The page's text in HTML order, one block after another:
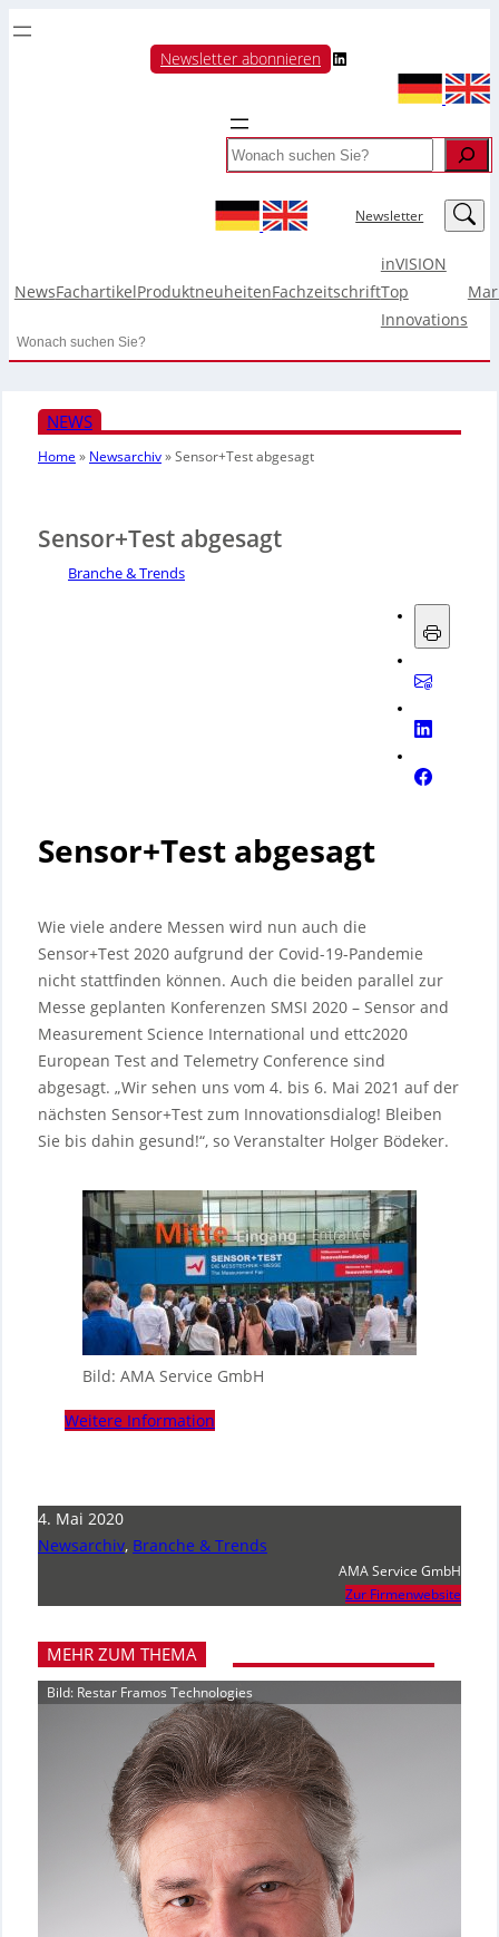
Newsletter abonnieren LinkedIn
Search
Newsletter LinkedIn
NewsFachartikelProduktneuheitenFachzeitschrift
inVISION
Top
Innovations
Search
NEWS
Home » Newsarchiv»Sensor+Test abgesagt
Sensor+Test abgesagt
Branche & Trends
Sensor+Test abgesagt
Wie viele andere Messen wird nun auch die
Sensor+Test 2020 aufgrund der Covid-19-Pandemie
nicht stattfinden können. Auch die beiden parallel zur
Messe geplanten Konferenzen SMSI 2020 – Sensor and
Measurement Science International und ettc2020
European Test and Telemetry Conference sind
abgesagt. „Wir sehen uns vom 4. bis 6. Mai 2021 auf der
nächsten Sensor+Test zum Innovationsdialog! Bleiben
Sie bis dahin gesund!“, so Veranstalter Holger Bödeker.
Bild: AMA Service GmbH
Weitere Information
4. Mai 2020
Newsarchiv, Branche & Trends
AMA Service GmbH
Zur Firmenwebsite
MEHR ZUM THEMA
Bild: Restar Framos Technologies